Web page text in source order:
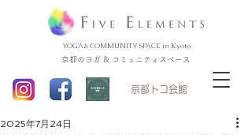
YOGA & COMMUNITY SPACE in Kyoto
​京都トコ会館
京都のヨガ & コミュニティスペース
2025年7月24日